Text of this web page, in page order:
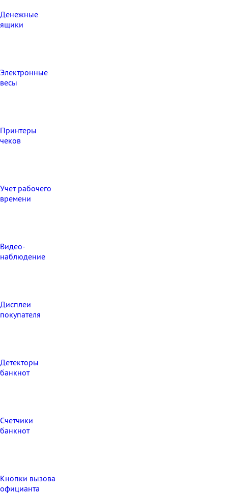
Денежные
ящики
Электронные
весы
Принтеры
чеков
Учет рабочего
времени
Видео‑
наблюдение
Дисплеи
покупателя
Детекторы
банкнот
Счетчики
банкнот
Кнопки вызова
официанта